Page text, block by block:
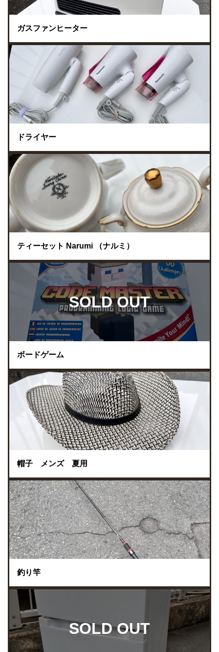
ガスファンヒーター
ドライヤー
ティーセット Narumi （ナルミ）
SOLD OUT
ボードゲーム
帽子 メンズ 夏用
釣り竿
SOLD OUT